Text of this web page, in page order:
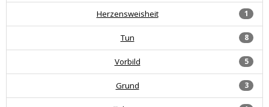
1
Herzensweisheit
8
Tun
5
Vorbild
3
Grund